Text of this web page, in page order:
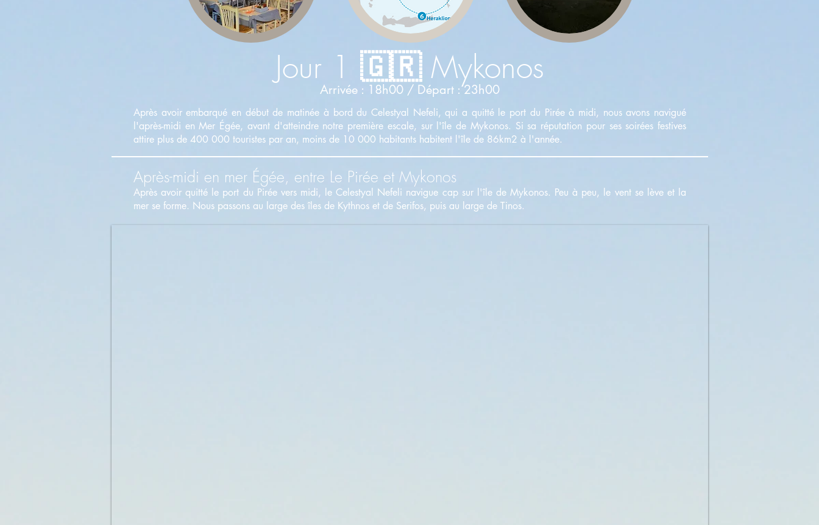
Jour 1 🇬🇷 Mykonos
Arrivée : 18h00 / Départ : 23h00
Après avoir embarqué en début de matinée à bord du Celestyal Nefeli, qui a quitté le port du Pirée à midi, nous avons navigué
l'après-midi en Mer Égée, avant d'atteindre notre première escale, sur l'île de Mykonos. Si sa réputation pour ses soirées festives
attire plus de 400 000 touristes par an, moins de 10 000 habitants habitent l'île de 86km2 à l'année.
Après-midi en mer Égée, entre Le Pirée et Mykonos
Après avoir quitté le port du Pirée vers midi, le Celestyal Nefeli navigue cap sur l'île de Mykonos. Peu à peu, le vent se lève et la
mer se forme. Nous passons au large des îles de Kythnos et de Serifos, puis au large de Tinos.